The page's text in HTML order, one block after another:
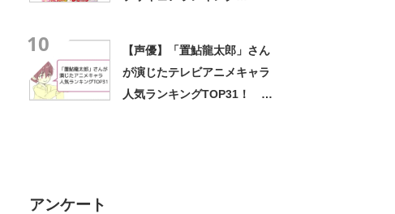
10
【声優】「置鮎龍太郎」さん
が演じたテレビアニメキャラ
人気ランキングTOP31！
アンケート